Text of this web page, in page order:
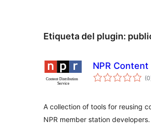
Etiqueta del plugin:
NPR
(0
A collection of tools for reusing
NPR member station developers.